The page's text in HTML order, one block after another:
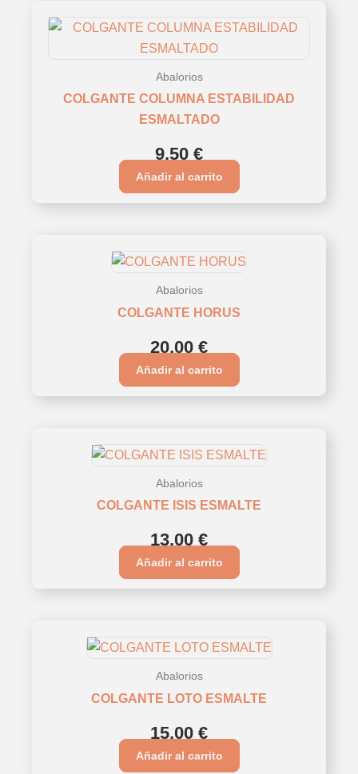
Abalorios
COLGANTE COLUMNA ESTABILIDAD
ESMALTADO
9,50 €
Añadir al carrito
Abalorios
COLGANTE HORUS
20,00 €
Añadir al carrito
Abalorios
COLGANTE ISIS ESMALTE
13,00 €
Añadir al carrito
Abalorios
COLGANTE LOTO ESMALTE
15,00 €
Añadir al carrito